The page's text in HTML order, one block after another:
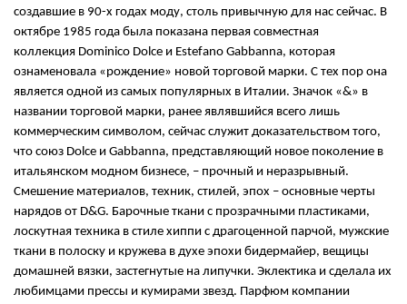
создавшие в 90-х годах моду, столь привычную для нас сейчас. В
октябре 1985 года была показана первая совместная
коллекция Dominicо Dolсe и Estefano Gabbanna, которая
ознаменовала «рождение» новой торговой марки. C тех пор она
является одной из самых популярных в Италии. Значок «&» в
названии торговой марки, ранее являвшийся всего лишь
коммерческим символом, сейчас служит доказательством того,
что союз Dolce и Gabbanna, представляющий новое поколение в
итальянском модном бизнесе, – прочный и неразрывный.
Смешение материалов, техник, стилей, эпох – основные черты
нарядов от D&G. Барочные ткани с прозрачными пластиками,
лоскутная техника в стиле хиппи с драгоценной парчой, мужские
ткани в полоску и кружева в духе эпохи бидермайер, вещицы
домашней вязки, застегнутые на липучки. Эклектика и сделала их
любимцами прессы и кумирами звезд. Парфюм компании